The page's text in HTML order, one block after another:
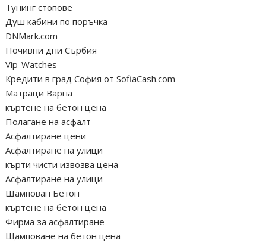
Тунинг стопове
Душ кабини по поръчка
DNMark.com
Почивни дни Сърбия
Vip-Watches
Кредити в град София от SofiaCash.com
Матраци Варна
къртене на бетон цена
Полагане на асфалт
Асфалтиране цени
Асфалтиране на улици
кърти чисти извозва цена
Асфалтиране на улици
Щампован Бетон
къртене на бетон цена
Фирма за асфалтиране
Щамповане на бетон цена